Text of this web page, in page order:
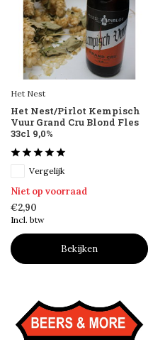
Het Nest
Het Nest/Pirlot Kempisch
Vuur Grand Cru Blond Fles
33cl 9,0%
Vergelijk
Niet op voorraad
€2,90
Incl. btw
Bekijken